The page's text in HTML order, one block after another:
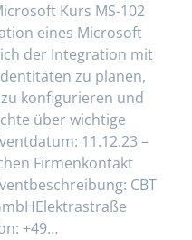
Kurs MS-102
eines Microsoft
der Integration mit
zu planen,
konfigurieren und
über wichtige
11.12.23 –
Firmenkontakt
CBT
+49…